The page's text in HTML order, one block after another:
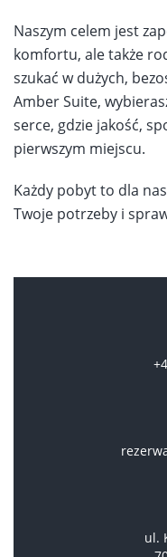
Naszym celem jest
komfortu, ale także
szukać w dużych,
Amber Suite,
serce, gdzie jakość,
pierwszym miejscu.
Każdy pobyt to dla
Twoje potrzeby i
ul.